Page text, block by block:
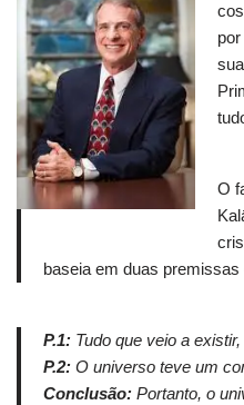
O
baseia em duas
P.1: Tudo que veio a
P.2: O universo teve um
Conclusão: Portanto, o